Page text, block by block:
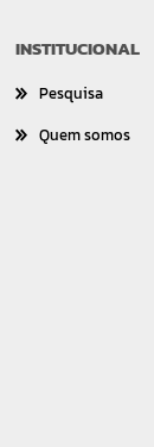
INSTITUCIONAL
Pesquisa
Quem somos